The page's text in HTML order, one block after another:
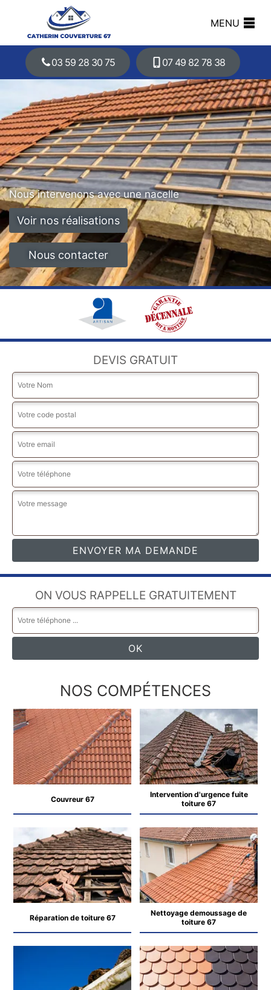
MENU
03 59 28 30 75 07 49 82 78 38
Nous intervenons avec une nacelle
Voir nos réalisations
Nous contacter
DEVIS GRATUIT
ON VOUS RAPPELLE GRATUITEMENT
NOS COMPÉTENCES
Couvreur 67
Intervention d'urgence fuite
toiture 67
Réparation de toiture 67
Nettoyage demoussage de
toiture 67